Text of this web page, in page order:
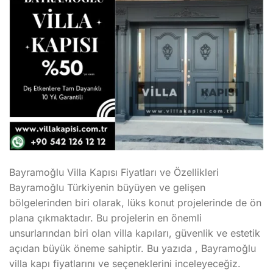
Bayramoğlu Villa Kapısı Fiyatları ve Özellikleri
Bayramoğlu Türkiyenin büyüyen ve gelişen
bölgelerinden biri olarak, lüks konut projelerinde de ön
plana çıkmaktadır. Bu projelerin en önemli
unsurlarından biri olan villa kapıları, güvenlik ve estetik
açıdan büyük öneme sahiptir. Bu yazıda , Bayramoğlu
villa kapı fiyatlarını ve seçeneklerini inceleyeceğiz.